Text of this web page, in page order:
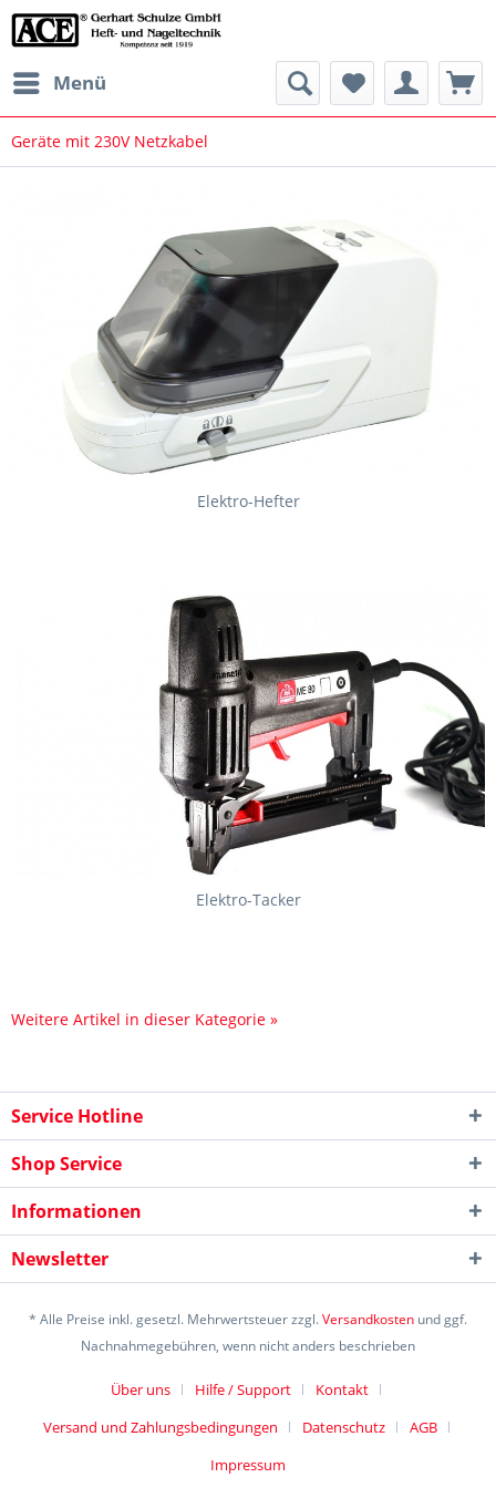
Menü
Geräte mit 230V Netzkabel
Elektro-Hefter
Elektro-Tacker
Weitere Artikel in dieser Kategorie »
Service Hotline
Shop Service
Informationen
Newsletter
* Alle Preise inkl. gesetzl. Mehrwertsteuer zzgl.Versandkosten und ggf.
Nachnahmegebühren, wenn nicht anders beschrieben
Über uns Hilfe / Support
Kontakt
Versand und Zahlungsbedingungen
Datenschutz
AGB
Impressum